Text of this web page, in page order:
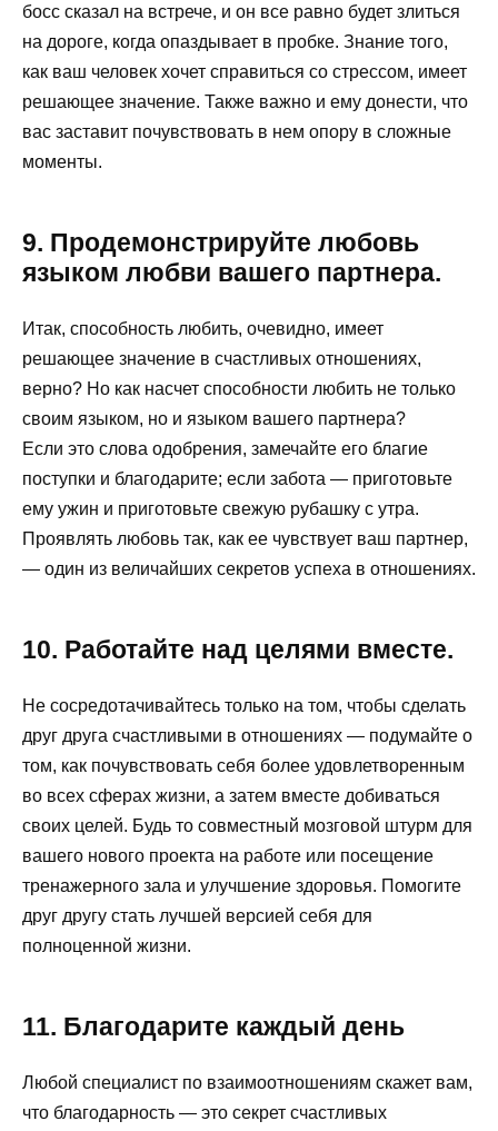
босс сказал на встрече, и он все равно будет злиться
на дороге, когда опаздывает в пробке. Знание того,
как ваш человек хочет справиться со стрессом, имеет
решающее значение. Также важно и ему донести, что
вас заставит почувствовать в нем опору в сложные
моменты.
9. Продемонстрируйте любовь
языком любви вашего партнера.
Итак, способность любить, очевидно, имеет
решающее значение в счастливых отношениях,
верно? Но как насчет способности любить не только
своим языком, но и языком вашего партнера?
Если это слова одобрения, замечайте его благие
поступки и благодарите; если забота — приготовьте
ему ужин и приготовьте свежую рубашку с утра.
Проявлять любовь так, как ее чувствует ваш партнер,
— один из величайших секретов успеха в отношениях.
10. Работайте над целями вместе.
Не сосредотачивайтесь только на том, чтобы сделать
друг друга счастливыми в отношениях — подумайте о
том, как почувствовать себя более удовлетворенным
во всех сферах жизни, а затем вместе добиваться
своих целей. Будь то совместный мозговой штурм для
вашего нового проекта на работе или посещение
тренажерного зала и улучшение здоровья. Помогите
друг другу стать лучшей версией себя для
полноценной жизни.
11. Благодарите каждый день
Любой специалист по взаимоотношениям скажет вам,
что благодарность — это секрет счастливых